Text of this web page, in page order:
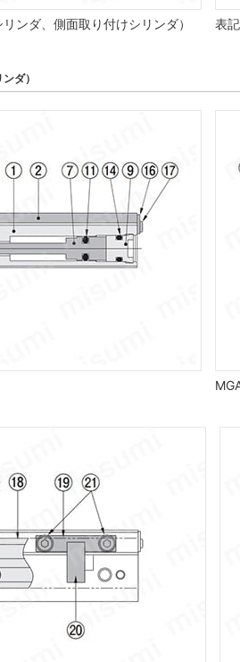
ンダ、側面取り付けシリンダ） 表
ダ）